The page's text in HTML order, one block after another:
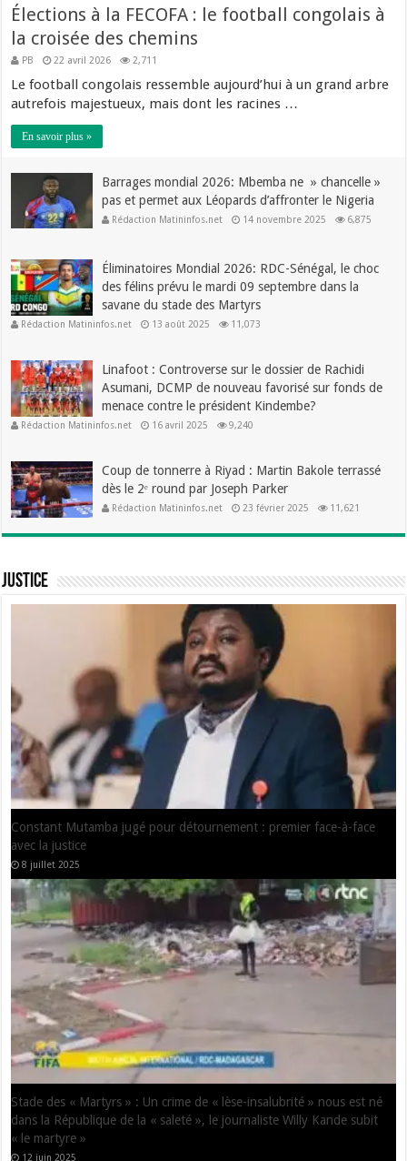
Élections à la FECOFA : le football congolais à
la croisée des chemins
PB 22 avril 2026 2,711
Le football congolais ressemble aujourd’hui à un grand arbre
autrefois majestueux, mais dont les racines …
En savoir plus »
Barrages mondial 2026: Mbemba ne » chancelle »
pas et permet aux Léopards d’affronter le Nigeria
Rédaction Matininfos.net 14 novembre 2025 6,875
Éliminatoires Mondial 2026: RDC-Sénégal, le choc
des félins prévu le mardi 09 septembre dans la
savane du stade des Martyrs
Rédaction Matininfos.net 13 août 2025 11,073
Linafoot : Controverse sur le dossier de Rachidi
Asumani, DCMP de nouveau favorisé sur fonds de
menace contre le président Kindembe?
Rédaction Matininfos.net 16 avril 2025 9,240
Coup de tonnerre à Riyad : Martin Bakole terrassé
dès le 2ᵉ round par Joseph Parker
Rédaction Matininfos.net 23 février 2025 11,621
Justice
Jean-Marc Kabund Libéré : Retour Sur la Scène Politique en RDC
22 février 2025
EPST : Après avoir saisi la justice contre la DINACOPE pour privation
illégale de son salaire depuis décembre 2023, le pauvre syndicaliste
Méliès NDELO reçoit plusieurs menaces
7 juin 2024